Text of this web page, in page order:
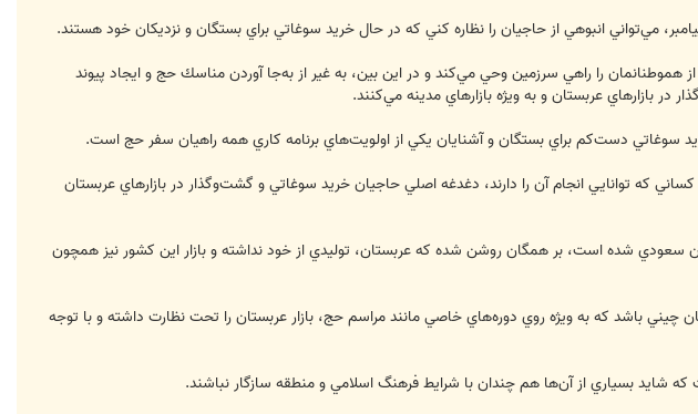
مي‌تواني انبوهي از حاجيان را نظاره كني كه در حال خريد سوغاتي براي بستگان و نزديكان خود هستند.
خبرگزاري دانشجويان ايران (ايسنا)، سفر حج همه ساله حدود 10 هزار نفر از هموطنانمان را راهي سرزمين وحي مي‌كند و در اين بين، به غير از به‌جا آوردن مناسك حج و ايجاد پيوند
بازارهاي عربستان و به ويژه بازارهاي مدينه مي‌كنند.
سوغاتي دست‌كم براي بستگان و آشنايان يكي از اولويت‌هاي برنامه كاري همه راهيان سفر حج است.
كه توانايي انجام آن را دارند، دغدغه‌ اصلي حاجيان خريد سوغاتي و گشت‌وگذار در بازارهاي عربستان
سعودي شده است، بر همگان روشن شده كه عربستان، توليدي از خود نداشته و بازار اين كشور نيز همچون
چيني باشد كه به ويژه روي دوره‌هاي خاصي مانند مراسم حج، بازار عربستان را تحت نظارت داشته و با توجه
شايد بسياري از آن‌ها هم چندان با شرايط فرهنگ اسلامي و منطقه سازگار نباشند.